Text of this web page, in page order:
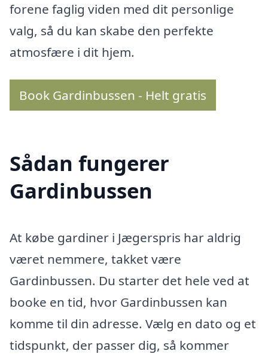
forene faglig viden med dit personlige
valg, så du kan skabe den perfekte
atmosfære i dit hjem.
Book Gardinbussen - Helt gratis
Sådan fungerer
Gardinbussen
At købe gardiner i Jægerspris har aldrig
været nemmere, takket være
Gardinbussen. Du starter det hele ved at
booke en tid, hvor Gardinbussen kan
komme til din adresse. Vælg en dato og et
tidspunkt, der passer dig, så kommer